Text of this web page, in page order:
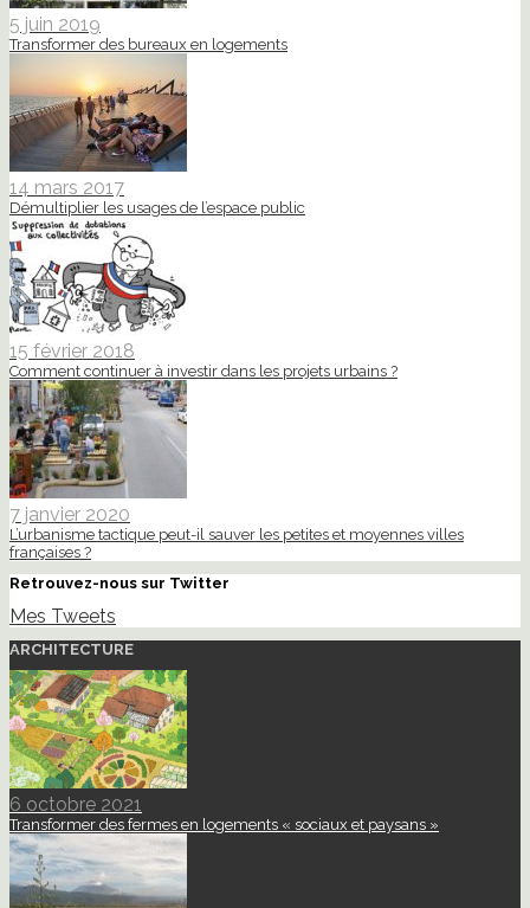
5 juin 2019
Transformer des bureaux en logements
14 mars 2017
Démultiplier les usages de l’espace public
15 février 2018
Comment continuer à investir dans les projets urbains ?
7 janvier 2020
L’urbanisme tactique peut-il sauver les petites et moyennes villes
françaises ?
Retrouvez-nous sur Twitter
Mes Tweets
ARCHITECTURE
6 octobre 2021
Transformer des fermes en logements « sociaux et paysans »